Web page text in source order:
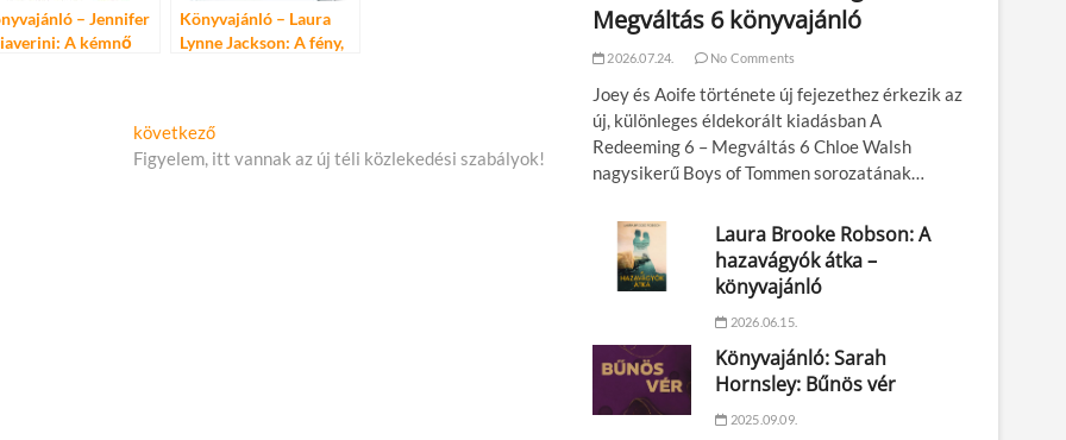
– Jennifer
A kémnő
Könyvajánló – Laura
Lynne Jackson: A fény,
következőKövetkező
cikk:
Figyelem, itt vannak az új téli közlekedési szabályok!
Megváltás 6 könyvajánló
2026.07.24. No Comments
Joey és Aoife története új fejezethez érkezik az
új, különleges éldekorált kiadásban A
Redeeming 6 – Megváltás 6 Chloe Walsh
nagysikerű Boys of Tommen sorozatának…
Laura Brooke Robson: A
hazavágyók átka –
könyvajánló
2026.06.15.
Könyvajánló: Sarah
Hornsley: Bűnös vér
2025.09.09.